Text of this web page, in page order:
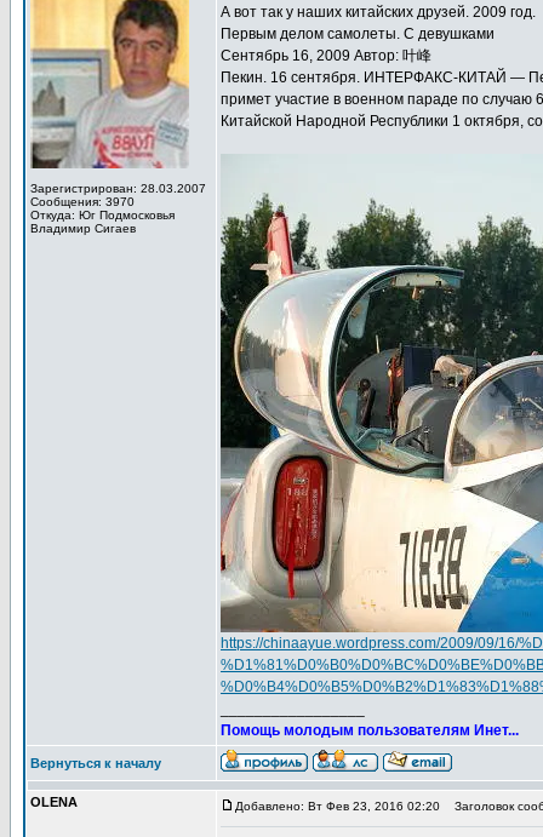
Зарегистрирован: 28.03.2007
Сообщения: 3970
Откуда: Юг Подмосковья
Владимир Сигаев
А вот так у наших китайских друзей. 2009 год.
Первым делом самолеты. С девушками
Сентябрь 16, 2009 Автор: 叶峰
Пекин. 16 сентября. ИНТЕРФАКС-КИТАЙ —
примет участие в военном параде по случаю
Китайской Народной Республики 1 октября,
https://chinaayue.wordpress.com/2009/09/16/
Помощь молодым пользователям Инет...
Вернуться к началу
OLENA Добавлено: Вт Фев 23, 2016 02:20 Заголовок